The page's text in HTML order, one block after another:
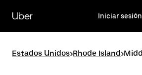
contenido
principal
Uber Iniciar sesión
Estados Unidos>Rhode Island>